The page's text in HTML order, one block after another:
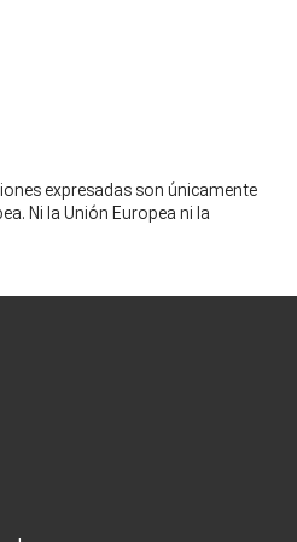
expresadas son únicamente
Ni la Unión Europea ni la